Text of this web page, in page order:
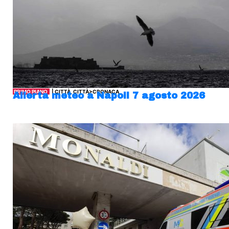
PRIMO PIANO | CITTÀ, CITTÀ>CRONACA
Allerta meteo a Napoli 7 agosto 2026